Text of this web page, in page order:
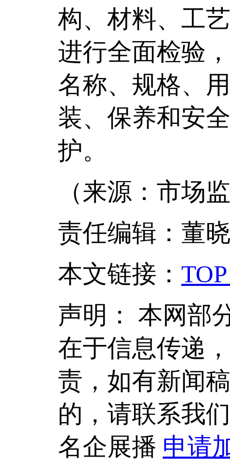
构、材料、工
进行全面检验
名称、规格、
装、保养和安
护。
（来源：市场
责任编辑：董
本文链接 ：
声明： 本网部
在于信息传递
责，如有新闻
的，请联系我
名企展播 申请